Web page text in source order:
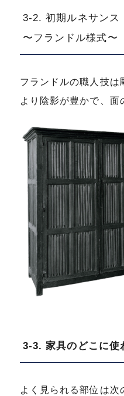
3-2. 初期ルネサンス
〜フランドル様式〜
フランドルの職人技は
より陰影が豊かで、面
3-3. 家具のどこに使
よく見られる部位は次